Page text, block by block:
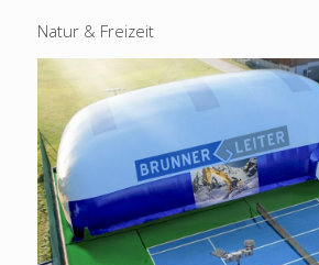
Natur & Freizeit